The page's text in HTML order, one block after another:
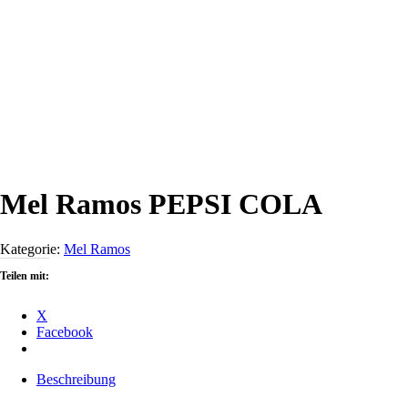
Mel Ramos PEPSI COLA
Kategorie: Mel Ramos
Teilen mit:
X
Facebook
Beschreibung